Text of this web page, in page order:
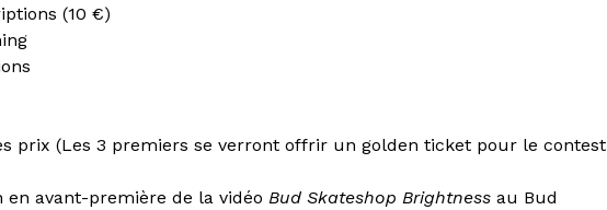
(10 €)
prix (Les 3 premiers se verront offrir un golden ticket pour le contest
en avant-première de la vidéoBud Skateshop Brightness au Bud